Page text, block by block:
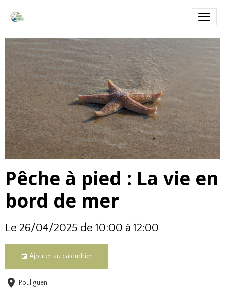
Pêche à pied : La vie en
bord de mer
Le 26/04/2025 de 10:00 à 12:00
Ajouter au calendrier
Pouliguen